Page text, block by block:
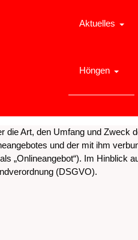
Aktuelles
Höngen
die Art, den Umfang und Zweck
und der mit ihm
„Onlineangebot“). Im Hinblick
(DSGVO).